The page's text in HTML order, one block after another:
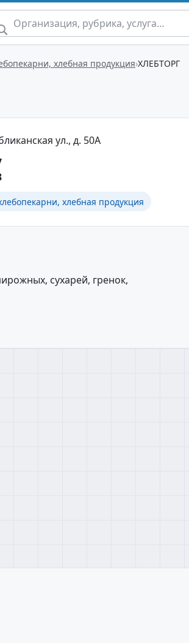
хлебная продукция ХЛЕБТОРГ
ул., д. 50А
хлебная продукция
сухарей, гренок,